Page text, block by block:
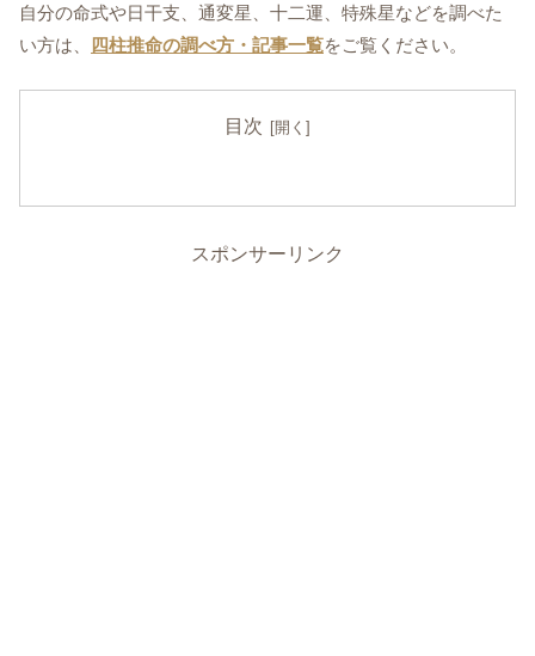
自分の命式や日干支、通変星、十二運、特殊星などを調べた
い方は、
四柱推命の調べ方・記事一覧をご覧ください。
目次
スポンサーリンク